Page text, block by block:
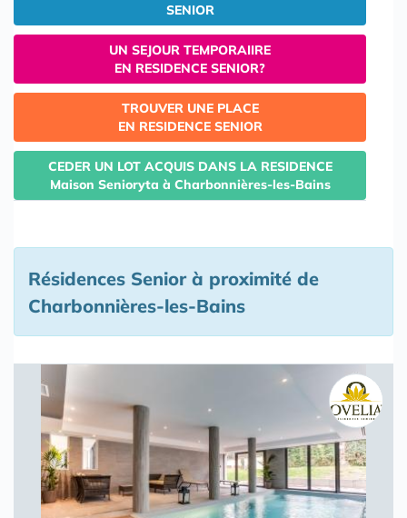
SENIOR
UN SEJOUR TEMPORAIIRE
EN RESIDENCE SENIOR?
TROUVER UNE PLACE
EN RESIDENCE SENIOR
CEDER UN LOT ACQUIS DANS LA RESIDENCE
Maison Senioryta à Charbonnières-les-Bains
Résidences Senior à proximité de
Charbonnières-les-Bains